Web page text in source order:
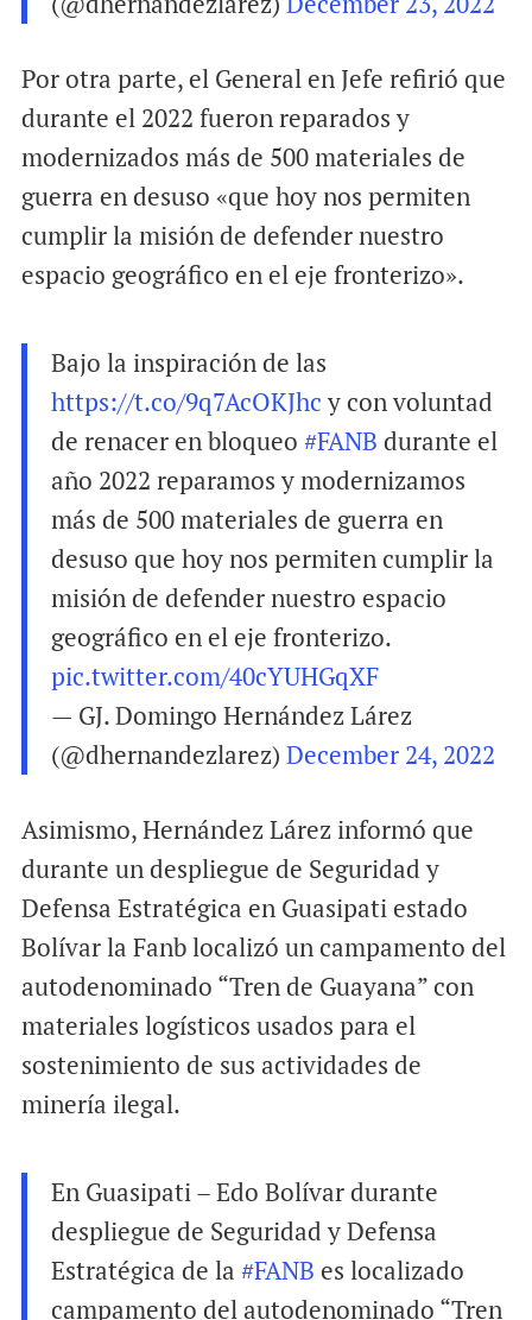
Por otra parte, el General en Jefe refirió que
durante el 2022 fueron reparados y
modernizados más de 500 materiales de
guerra en desuso «que hoy nos permiten
cumplir la misión de defender nuestro
espacio geográfico en el eje fronterizo».
Bajo la inspiración de las
https://t.co/9q7AcOKJhcy con voluntad
de renacer en bloqueo #FANB durante el
año 2022 reparamos y modernizamos
más de 500 materiales de guerra en
desuso que hoy nos permiten cumplir la
misión de defender nuestro espacio
geográfico en el eje fronterizo.
pic.twitter.com/40cYUHGqXF
— GJ. Domingo Hernández Lárez
(@dhernandezlarez) December 24, 2022
Asimismo, Hernández Lárez informó que
durante un despliegue de Seguridad y
Defensa Estratégica en Guasipati estado
Bolívar la Fanb localizó un campamento del
autodenominado “Tren de Guayana” con
materiales logísticos usados para el
sostenimiento de sus actividades de
minería ilegal.
En Guasipati – Edo Bolívar durante
despliegue de Seguridad y Defensa
Estratégica de la #FANB es localizado
campamento del autodenominado “Tren